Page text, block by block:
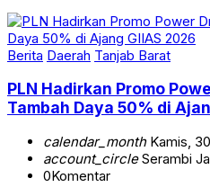
Berita Daerah Tanjab Barat
PLN Hadirkan Promo
Tambah Daya 50% di
calendar_monthKamis,
account_circleSerambi
0Komentar